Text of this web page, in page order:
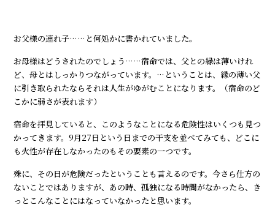
お父様の連れ子……と何処かに書かれていました。
お母様はどうされたのでしょう……宿命では、父との縁は薄いけれ
ど、母とはしっかりつながっています。…ということは、縁の薄い父
に引き取られたならそれは人生がゆがむことになります。（宿命のど
こかに弱さが表れます）
宿命を拝見していると、このようなことになる危険性はいくつも見つ
かってきます。9月27日という日までの干支を並べてみても、どこに
も火性が存在しなかったのもその要素の一つです。
殊に、その日が危険だったということも言えるのです。今さら仕方の
ないことではありますが、あの時、孤独になる時間がなかったら、き
っとこんなことにはなっていなかったと思います。